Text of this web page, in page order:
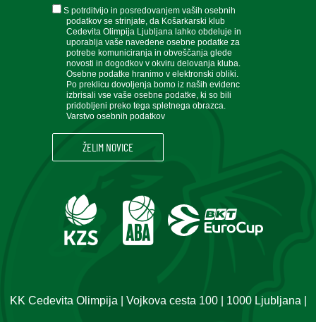
soglasje
S potrditvijo in posredovanjem vaših osebnih
podatkov se strinjate, da Košarkarski klub
Cedevita Olimpija Ljubljana lahko obdeluje in
uporablja vaše navedene osebne podatke za
potrebe komuniciranja in obveščanja glede
novosti in dogodkov v okviru delovanja kluba.
Osebne podatke hranimo v elektronski obliki.
Po preklicu dovoljenja bomo iz naših evidenc
izbrisali vse vaše osebne podatke, ki so bili
pridobljeni preko tega spletnega obrazca.
Varstvo osebnih podatkov
KK Cedevita Olimpija | Vojkova cesta 100 | 1000 Ljubljana |